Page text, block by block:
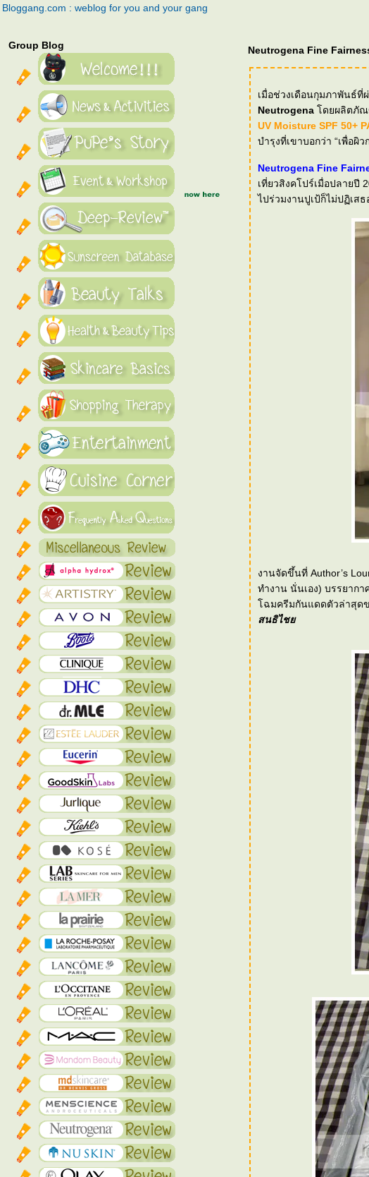
Bloggang.com : weblog for you and your gang
Group Blog
Neutrogena Fine
เมื่อช่วงเดือนกุมภาพันธ์
Neutrogena ดยผลิตภัณ
UV Moisture SPF 50+
บำรุงที่เขาบอกว่า “เพื่อผิ
Neutrogena Fine
เที่ยวสิงคโปร์เมื่อปลาย
ไปร่วมงานปูเป้ก็ไม่ปฏิเส
งานจัดขึ้นที่ Author’s
ทำงาน นั่นเอง) บรรยาก
ฉมครีมกันแดดตัวล่าสุดข
สนธิไช